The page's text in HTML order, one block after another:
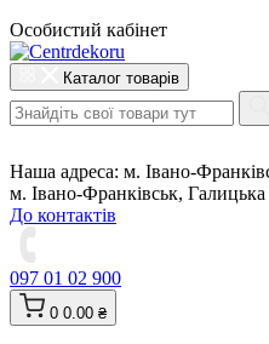
Особистий кабінет
Каталог товарів
Наша адреса: м. Івано-
м. Івано-Франківськ,
До контактів
097 01 02 900
0 0.00 ₴